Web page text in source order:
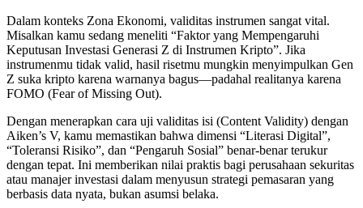
Dalam konteks Zona Ekonomi, validitas instrumen sangat vital.
Misalkan kamu sedang meneliti “Faktor yang Mempengaruhi
Keputusan Investasi Generasi Z di Instrumen Kripto”. Jika
instrumenmu tidak valid, hasil risetmu mungkin menyimpulkan Gen
Z suka kripto karena warnanya bagus—padahal realitanya karena
FOMO (Fear of Missing Out).
Dengan menerapkan cara uji validitas isi (Content Validity) dengan
Aiken’s V, kamu memastikan bahwa dimensi “Literasi Digital”,
“Toleransi Risiko”, dan “Pengaruh Sosial” benar-benar terukur
dengan tepat. Ini memberikan nilai praktis bagi perusahaan sekuritas
atau manajer investasi dalam menyusun strategi pemasaran yang
berbasis data nyata, bukan asumsi belaka.